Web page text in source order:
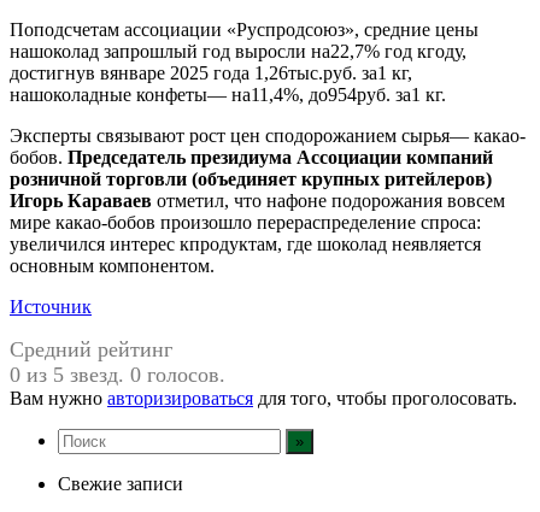
Поподсчетам ассоциации «Руспродсоюз», средние цены
нашоколад запрошлый год выросли на22,7% год кгоду,
достигнув вянваре 2025 года 1,26тыс.руб. за1 кг,
нашоколадные конфеты— на11,4%, до954руб. за1 кг.
Эксперты связывают рост цен сподорожанием сырья— какао-
бобов. Председатель президиума Ассоциации компаний
розничной торговли (объединяет крупных ритейлеров)
Игорь Караваев отметил, что нафоне подорожания вовсем
мире какао-бобов произошло перераспределение спроса:
увеличился интерес кпродуктам, где шоколад неявляется
основным компонентом.
Источник
Средний рейтинг
0 из 5 звезд. 0 голосов.
Вам нужно авторизироваться для того, чтобы проголосовать.
Свежие записи